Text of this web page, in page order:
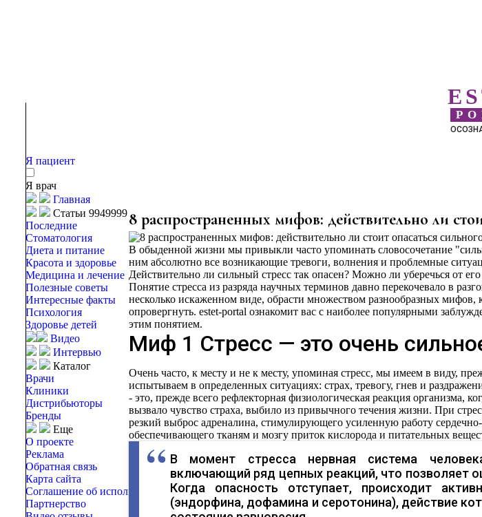
Я пациент
Я врач
Главная
Статьи 9949999
Последние
Стоматология
Диета и питание
Красота и здоровье
Медицина и лечение
Полезные советы
Интересные факты
Психология
Здоровье детей
Видео
Интервью
Каталог
Врачи
Клиники
Дистрибьюторы
Бренды
Еще
О проекте
Реклама
Обратная связь
Карта сайта
Соглашение об использовании
Партнерство
8 распространенных мифов: действительно ли
В обыденной жизни мы привыкли часто упоминать словосочетание
ним абсолютно все возникающие тревоги, волнения и проблемные
Действительно ли сильный стресс так опасен? Можно ли уберечься от
Понятие стресса из разряда научных терминов давно перекочевало в
несколько искаженном виде, обрасти множеством разнообразных мифов,
опровергнуть. estet-portal ознакомит вас с наиболее популярными
этим понятием.
Миф 1 Стресс — это очень
Очень часто, к месту и не к месту, упоминая стресс, мы имеем в виду,
испытываем в определенных ситуациях: страх, тревогу, гнев и
- это, прежде всего рефлекторная физиологическая реакция организма,
вызвало чувство страха, выбило из привычного течения жизни. При
резкий выброс адреналина, стимулирующего усиленную работу
обеспечивающего тканям и мозгу приток кислорода и питательных
В момент стресса нервная система
включающий ряд цепных реакций, что позволяет
Когда опасность отступает, происходит
(эндорфина, дофамина и серотонина), действие